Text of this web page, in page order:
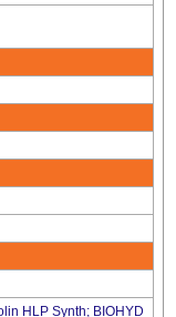
HLP Synth; BIOHYD